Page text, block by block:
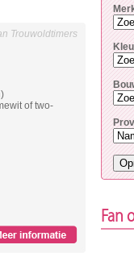
Trouwoldtimers
of two-
Fan